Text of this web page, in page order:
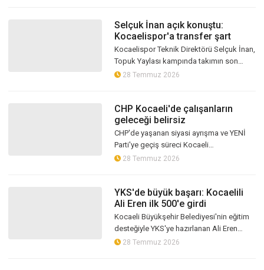
Selçuk İnan açık konuştu:
Kocaelispor'a transfer şart
Kocaelispor Teknik Direktörü Selçuk İnan,
Topuk Yaylası kampında takımın son
durumunu değerlendirdi. Mevcut
28 Temmuz 2026
CHP Kocaeli'de çalışanların
geleceği belirsiz
CHP'de yaşanan siyasi ayrışma ve YENİ
Parti'ye geçiş süreci Kocaeli
teşkilatlarında görev yapan çalışanların
28 Temmuz 2026
YKS'de büyük başarı: Kocaelili
Ali Eren ilk 500'e girdi
Kocaeli Büyükşehir Belediyesi'nin eğitim
desteğiyle YKS'ye hazırlanan Ali Eren
Eryiğit, sayısal puan türünde Türkiye
28 Temmuz 2026